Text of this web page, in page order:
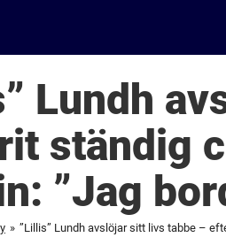
Lundh
ständig
”Jag
» ”Lillis” Lundh avslöjar sitt livs tabbe –